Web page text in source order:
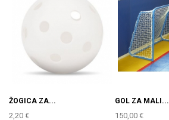
ŽOGICA ZA...
2,20 €
GOL ZA MALI...
150,00 €